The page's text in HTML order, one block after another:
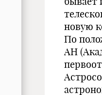
новую
По
АН